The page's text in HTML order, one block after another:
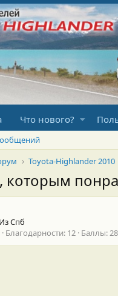
Что нового?
Toyota-Highlander 2010
которым
ИзСпб
Благодарности 12 Баллы 28